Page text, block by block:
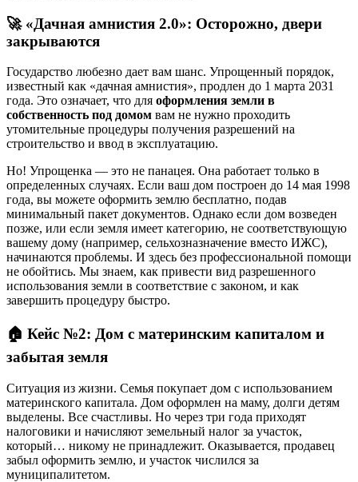
🚀 «Дачная амнистия 2.0»: Осторожно, двери
закрываются
Государство любезно дает вам шанс. Упрощенный порядок,
известный как «дачная амнистия», продлен до 1 марта 2031
года. Это означает, что для оформления земли в
собственность под домом вам не нужно проходить
утомительные процедуры получения разрешений на
строительство и ввод в эксплуатацию.
Но! Упрощенка — это не панацея. Она работает только в
определенных случаях. Если ваш дом построен до 14 мая 1998
года, вы можете оформить землю бесплатно, подав
минимальный пакет документов. Однако если дом возведен
позже, или если земля имеет категорию, не соответствующую
вашему дому (например, сельхозназначение вместо ИЖС),
начинаются проблемы. И здесь без профессиональной помощи
не обойтись. Мы знаем, как привести вид разрешенного
использования земли в соответствие с законом, и как
завершить процедуру быстро.
🏠 Кейс №2: Дом с материнским капиталом и
забытая земля
Ситуация из жизни. Семья покупает дом с использованием
материнского капитала. Дом оформлен на маму, долги детям
выделены. Все счастливы. Но через три года приходят
налоговики и начисляют земельный налог за участок,
который… никому не принадлежит. Оказывается, продавец
забыл оформить землю, и участок числился за
муниципалитетом.